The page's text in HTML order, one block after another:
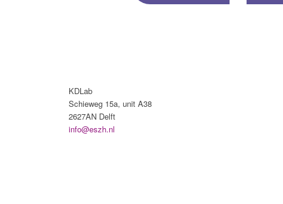
KDLab
Schieweg 15a, unit A38
2627AN Delft
info@eszh.nl